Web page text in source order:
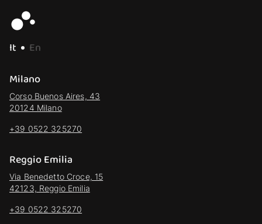
It
En
Milano
Corso Buenos Aires, 43
20124 Milano
+39 0522 325270
Reggio Emilia
Via Benedetto Croce, 15
42123, Reggio Emilia
+39 0522 325270